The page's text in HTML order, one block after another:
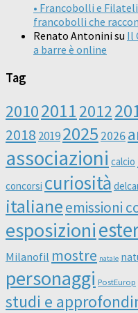
• Francobolli e
francobolli che
Renato Antonini su Il
a barre è online
Tag
201020112012
2018 20192025 2026
associazioni calcio
concorsi curiosità
italianeemissioni
esposizioni
Milanofil mostre natale
personaggi PostEurop
studi e